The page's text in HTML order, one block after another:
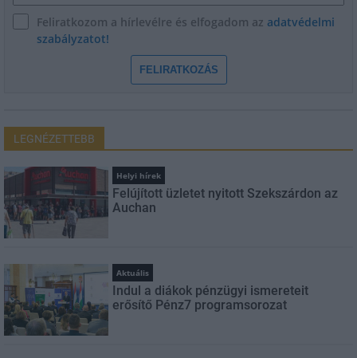
Feliratkozom a hírlevélre és elfogadom az adatvédelmi
szabályzatot!
FELIRATKOZÁS
LEGNÉZETTEBB
Helyi hírek
Felújított üzletet nyitott Szekszárdon az
Auchan
Aktuális
Indul a diákok pénzügyi ismereteit
erősítő Pénz7 programsorozat